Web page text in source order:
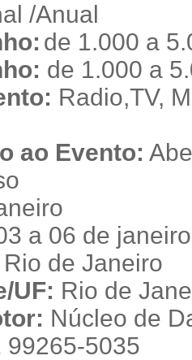
/Anual
de 1.000 a
de 1.000 a
Radio,TV,
ao Evento:
a 06 de
Rio de Janeiro
UF: Rio de
Núcleo de
99265-5035